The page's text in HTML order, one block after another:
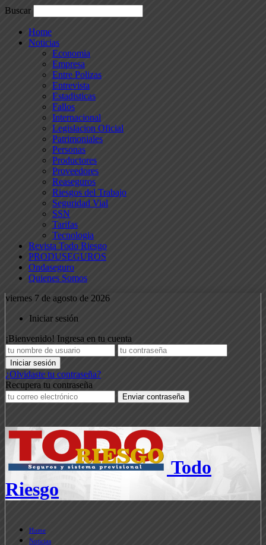
Buscar
Home
Noticias
Economia
Empresa
Entre Polizas
Entrevista
Estadisticas
Fallos
Internacional
Legislacion Oficial
Patrimoniales
Personas
Productores
Proveedores
Reaseguros
Riesgos del Trabajo
Seguridad Vial
SSN
Tarifas
Tecnologia
Revista Todo Riesgo
PRODUSEGUROS
Ondaseguro
Quienes Somos
viernes 7 de agosto de 2026
Iniciar sesión
¡Bienvenido! Ingresa en tu cuenta
¿Olvidaste tu contraseña?
Recupera tu contraseña
Todo
Riesgo
Home
Noticias